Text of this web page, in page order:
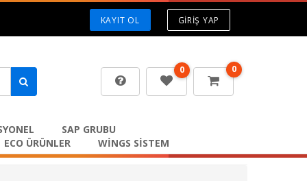
KAYIT OL GIRIŞ YAP
0 0
SAP GRUBU
ECO ÜRÜNLER WİNGS SİSTEM